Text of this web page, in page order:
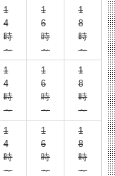
1
4
時
～
1
6
時
～
1
8
時
～
1
4
時
～
1
6
時
～
1
8
時
～
1
4
時
～
1
6
時
～
1
8
時
～